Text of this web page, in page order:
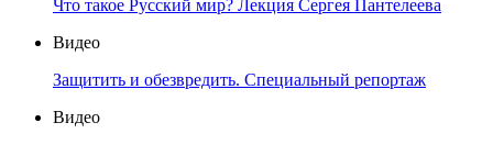
Что такое Русский мир? Лекция Сергея Пантелеева
Видео
Защитить и обезвредить. Специальный репортаж
Видео